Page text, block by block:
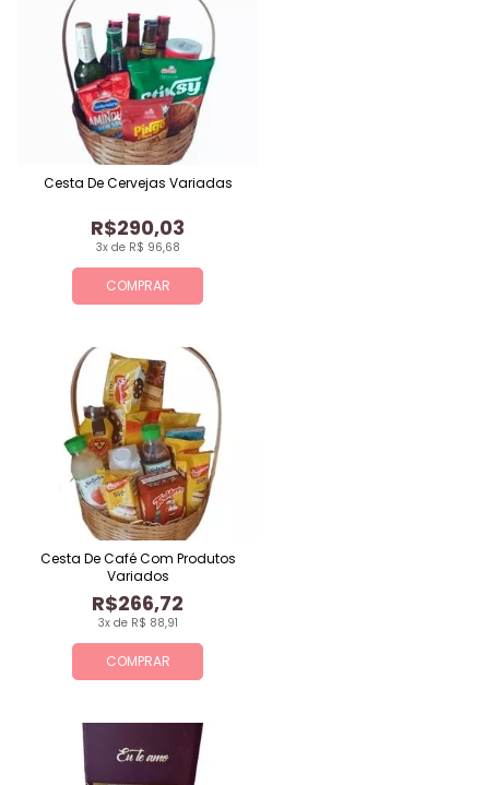
COMPRAR
3x de R$ 96,68
R$290,03
Cesta De Cervejas Variadas
COMPRAR
3x de R$ 88,91
R$266,72
Cesta De Café Com Produtos
Variados